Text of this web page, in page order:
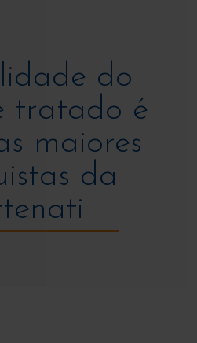
do
tratado é
maiores
da